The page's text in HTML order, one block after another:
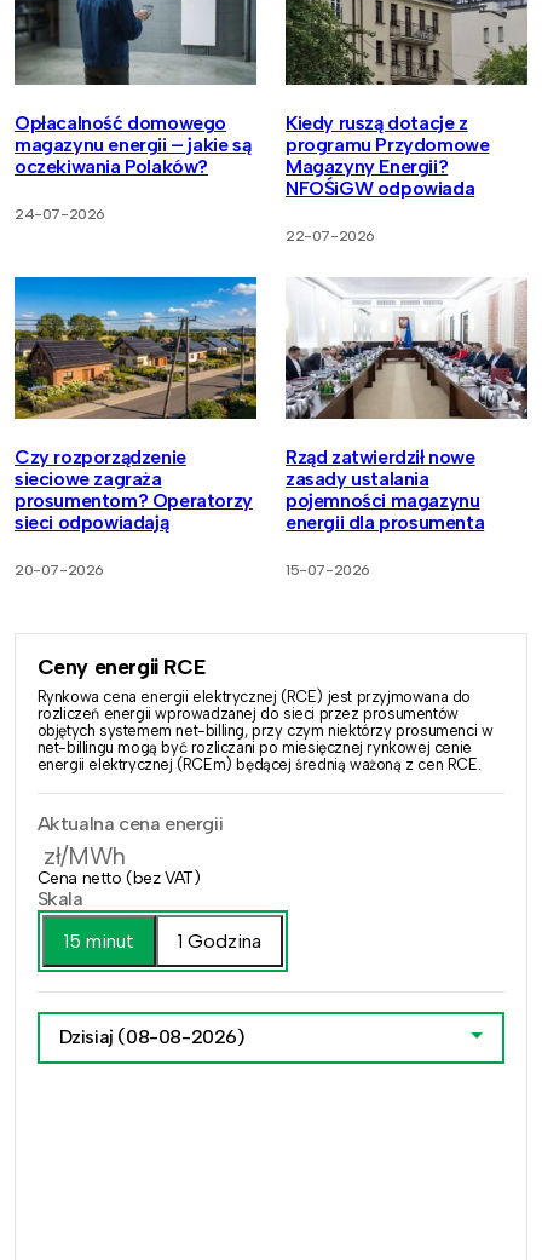
Opłacalność domowego
magazynu energii – jakie są
oczekiwania Polaków?
24-07-2026
Kiedy ruszą dotacje z
programu Przydomowe
Magazyny Energii?
NFOŚiGW odpowiada
22-07-2026
Czy rozporządzenie
sieciowe zagraża
prosumentom? Operatorzy
sieci odpowiadają
20-07-2026
Rząd zatwierdził nowe
zasady ustalania
pojemności magazynu
energii dla prosumenta
15-07-2026
Ceny energii RCE
Rynkowa cena energii elektrycznej (RCE) jest przyjmowana do
rozliczeń energii wprowadzanej do sieci przez prosumentów
objętych systemem net-billing, przy czym niektórzy prosumenci w
net-billingu mogą być rozliczani po miesięcznej rynkowej cenie
energii elektrycznej (RCEm) będącej średnią ważoną z cen RCE.
Aktualna cena energii
zł/MWh
Cena netto (bez VAT)
Skala
15 minut
1 Godzina
Dzisiaj (08-08-2026)